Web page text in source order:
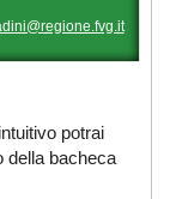
potrai
della bacheca